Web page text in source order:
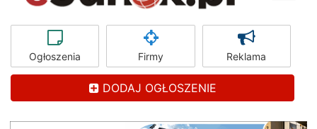
Ogłoszenia Firmy Reklama
DODAJ OGŁOSZENIE